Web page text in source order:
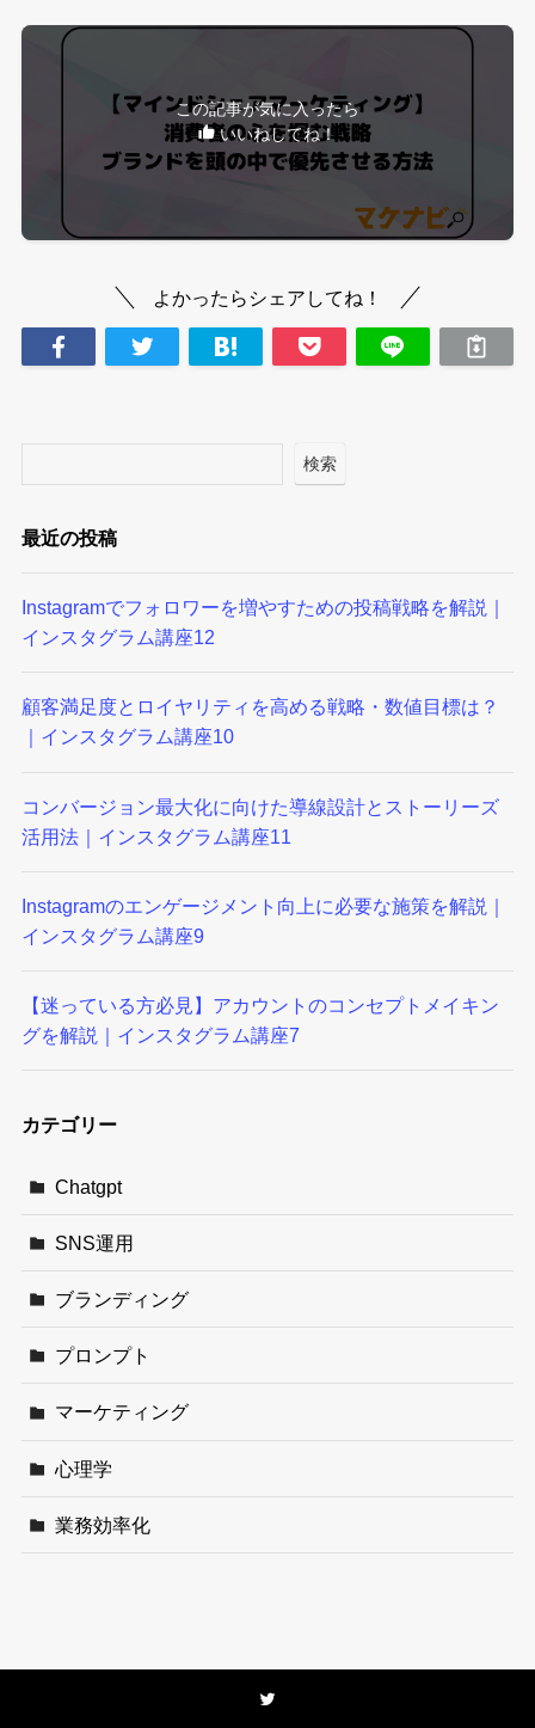
この記事が気に入ったら
いいねしてね！
よかったらシェアしてね！
検索
最近の投稿
Instagramでフォロワーを増やすための投稿戦略を解説｜
インスタグラム講座12
顧客満足度とロイヤリティを高める戦略・数値目標は？
｜インスタグラム講座10
コンバージョン最大化に向けた導線設計とストーリーズ
活用法｜インスタグラム講座11
Instagramのエンゲージメント向上に必要な施策を解説｜
インスタグラム講座9
【迷っている方必見】アカウントのコンセプトメイキン
グを解説｜インスタグラム講座7
カテゴリー
Chatgpt
SNS運用
ブランディング
プロンプト
マーケティング
心理学
業務効率化